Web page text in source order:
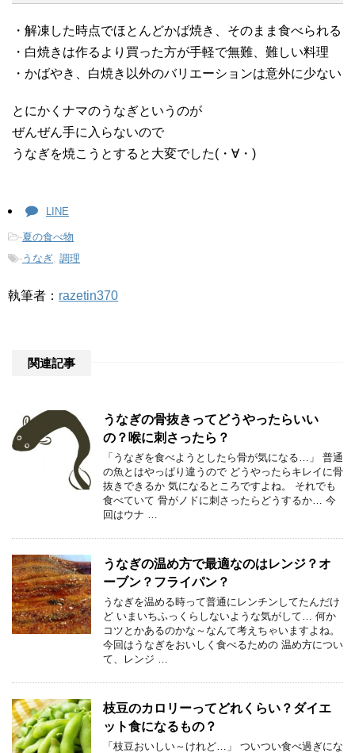
・解凍した時点でほとんどかば焼き、そのまま食べられる
・白焼きは作るより買った方が手軽で無難、難しい料理
・かばやき、白焼き以外のバリエーションは意外に少ない
とにかくナマのうなぎというのが
ぜんぜん手に入らないので
うなぎを焼こうとすると大変でした(・∀・)
LINE
-夏の食べ物
-うなぎ 調理
執筆者： razetin370
関連記事
うなぎの骨抜きってどうやったらいい
の？喉に刺さったら？
「うなぎを食べようとしたら骨が気になる…」 普通
の魚とはやっぱり違うので どうやったらキレイに骨
抜きできるか 気になるところですよね。 それでも
食べていて 骨がノドに刺さったらどうするか… 今
回はウナ …
うなぎの温め方で最適なのはレンジ？オ
ーブン？フライパン？
うなぎを温める時って普通にレンチンしてたんだけ
ど いまいちふっくらしないような気がして… 何か
コツとかあるのかな～なんて考えちゃいますよね。
今回はうなぎをおいしく食べるための 温め方につい
て、レンジ …
枝豆のカロリーってどれくらい？ダイエ
ット食になるもの？
「枝豆おいしい～けれど…」 ついつい食べ過ぎにな